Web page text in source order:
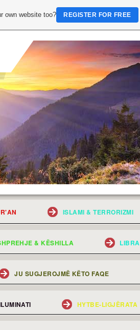
ISLAMI & TERRORIZMI
& KËSHILLA LIBRA
JU SUGJEROJMË KËTO FAQE
HYTBE-LIGJËRATA
own website too? REGISTER FOR FREE